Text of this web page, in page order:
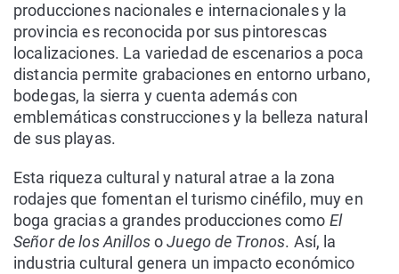
producciones nacionales e internacionales y la
provincia es reconocida por sus pintorescas
localizaciones. La variedad de escenarios a poca
distancia permite grabaciones en entorno urbano,
bodegas, la sierra y cuenta además con
emblemáticas construcciones y la belleza natural
de sus playas.
Esta riqueza cultural y natural atrae a la zona
rodajes que fomentan el turismo cinéfilo, muy en
boga gracias a grandes producciones como El
Señor de los AnillosoJuego de Tronos. Así, la
industria cultural genera un impacto económico